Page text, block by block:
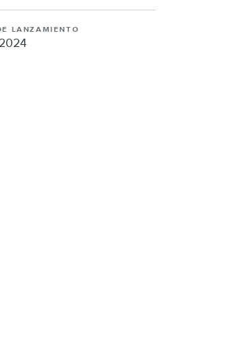
FACEBOOK
TWITTER
LANZAMIENTO